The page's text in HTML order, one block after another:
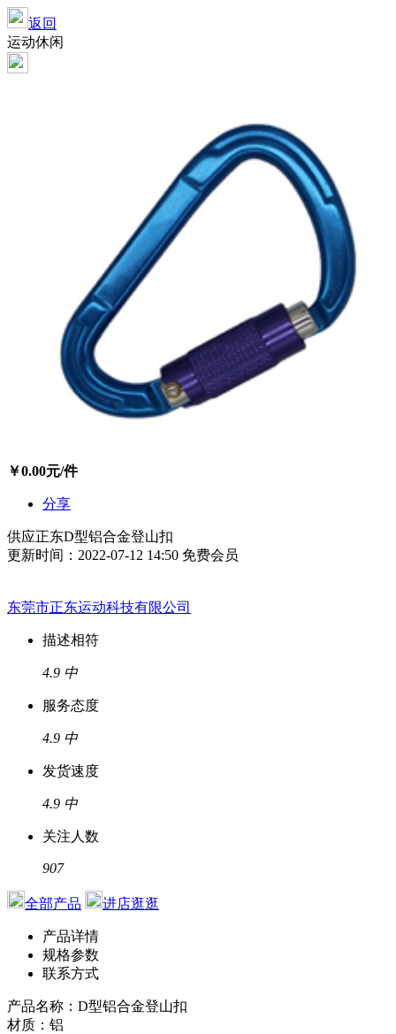
返回
运动休闲
￥0.00元/件
分享
供应正东D型铝合金登山扣
更新时间：2022-07-12 14:50 免费会员
东莞市正东运动科技有限公司
描述相符
4.9 中
服务态度
4.9 中
发货速度
4.9 中
关注人数
907
全部产品 进店逛逛
产品详情
规格参数
联系方式
产品名称：D型铝合金登山扣
材质：铝